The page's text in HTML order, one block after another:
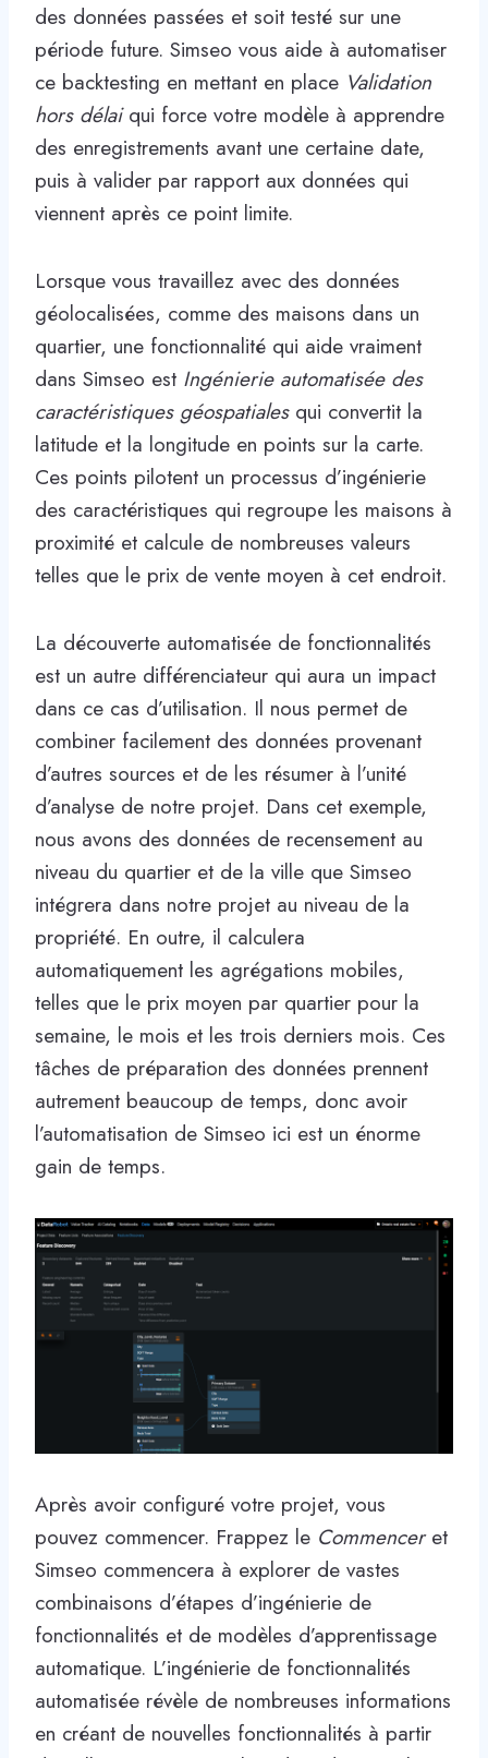
des données passées et soit testé sur une
période future. Simseo vous aide à automatiser
ce backtesting en mettant en place Validation
hors délaiqui force votre modèle à apprendre
des enregistrements avant une certaine date,
puis à valider par rapport aux données qui
viennent après ce point limite.
Lorsque vous travaillez avec des données
géolocalisées, comme des maisons dans un
quartier, une fonctionnalité qui aide vraiment
dans Simseo est Ingénierie automatisée des
caractéristiques géospatiales qui convertit la
latitude et la longitude en points sur la carte.
Ces points pilotent un processus d’ingénierie
des caractéristiques qui regroupe les maisons à
proximité et calcule de nombreuses valeurs
telles que le prix de vente moyen à cet endroit.
La découverte automatisée de fonctionnalités
est un autre différenciateur qui aura un impact
dans ce cas d’utilisation. Il nous permet de
combiner facilement des données provenant
d’autres sources et de les résumer à l’unité
d’analyse de notre projet. Dans cet exemple,
nous avons des données de recensement au
niveau du quartier et de la ville que Simseo
intégrera dans notre projet au niveau de la
propriété. En outre, il calculera
automatiquement les agrégations mobiles,
telles que le prix moyen par quartier pour la
semaine, le mois et les trois derniers mois. Ces
tâches de préparation des données prennent
autrement beaucoup de temps, donc avoir
l’automatisation de Simseo ici est un énorme
gain de temps.
Après avoir configuré votre projet, vous
pouvez commencer. Frappez le Commenceret
Simseo commencera à explorer de vastes
combinaisons d’étapes d’ingénierie de
fonctionnalités et de modèles d’apprentissage
automatique. L’ingénierie de fonctionnalités
automatisée révèle de nombreuses informations
en créant de nouvelles fonctionnalités à partir